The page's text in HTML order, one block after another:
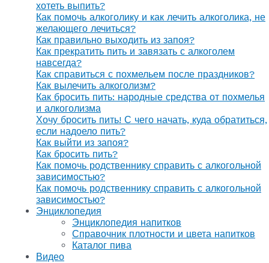
хотеть выпить?
Как помочь алкоголику и как лечить алкоголика, не
желающего лечиться?
Как правильно выходить из запоя?
Как прекратить пить и завязать с алкоголем
навсегда?
Как справиться с похмельем после праздников?
Как вылечить алкоголизм?
Как бросить пить: народные средства от похмелья
и алкоголизма
Хочу бросить пить! С чего начать, куда обратиться,
если надоело пить?
Как выйти из запоя?
Как бросить пить?
Как помочь родственнику справить с алкогольной
зависимостью?
Как помочь родственнику справить с алкогольной
зависимостью?
Энциклопедия
Энциклопедия напитков
Справочник плотности и цвета напитков
Каталог пива
Видео